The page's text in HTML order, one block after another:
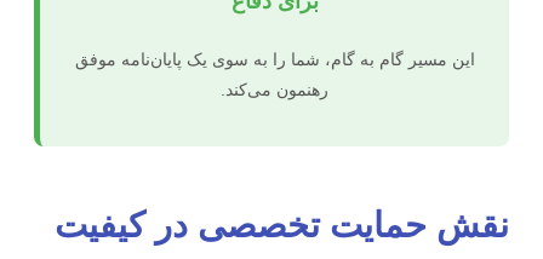
این مسیر گام به گام، شما را به سوی یک پایان‌نامه موفق
رهنمون می‌کند.
نقش حمایت تخصصی در کیفیت